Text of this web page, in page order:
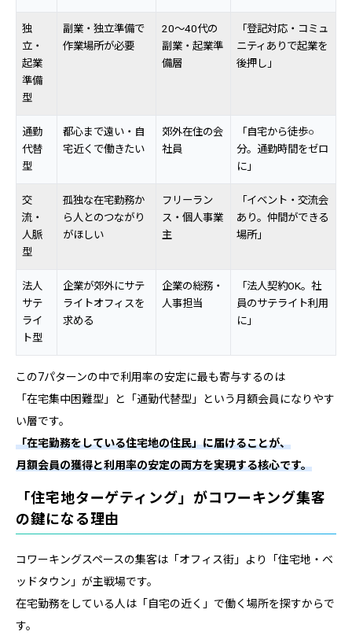
独
立・
起業
準備
型
副業・独立準備で
作業場所が必要
20〜40代の
副業・起業準
備層
「登記対応・コミュ
ニティありで起業を
後押し」
通勤
代替
型
都心まで遠い・自
宅近くで働きたい
郊外在住の会
社員
「自宅から徒歩○
分。通勤時間をゼロ
に」
交
流・
人脈
型
孤独な在宅勤務か
ら人とのつながり
がほしい
フリーラン
ス・個人事業
主
「イベント・交流会
あり。仲間ができる
場所」
法人
サテ
ライ
ト型
企業が郊外にサテ
ライトオフィスを
求める
企業の総務・
人事担当
「法人契約OK。社
員のサテライト利用
に」
この7パターンの中で利用率の安定に最も寄与するのは
「在宅集中困難型」と「通勤代替型」という月額会員になりやす
い層です。
「在宅勤務をしている住宅地の住民」に届けることが、
月額会員の獲得と利用率の安定の両方を実現する核心です。
「住宅地ターゲティング」がコワーキング集客
の鍵になる理由
コワーキングスペースの集客は「オフィス街」より「住宅地・ベ
ッドタウン」が主戦場です。
在宅勤務をしている人は「自宅の近く」で働く場所を探すからで
す。